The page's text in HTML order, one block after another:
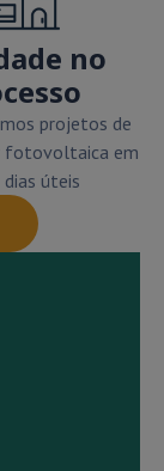
no
projetos de
fotovoltaica em
úteis